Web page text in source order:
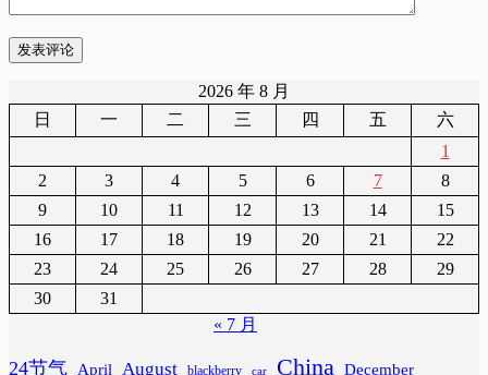
发表评论
2026 年 8 月
日
一 二 三 四 五
六
1
2
3 4 5 6 7
8
9
10 11 12 13 14
15
16
17 18 19 20 21
22
23
24 25 26 27 28
29
30
31
« 7 月
24节气 April August blackberry car China
December